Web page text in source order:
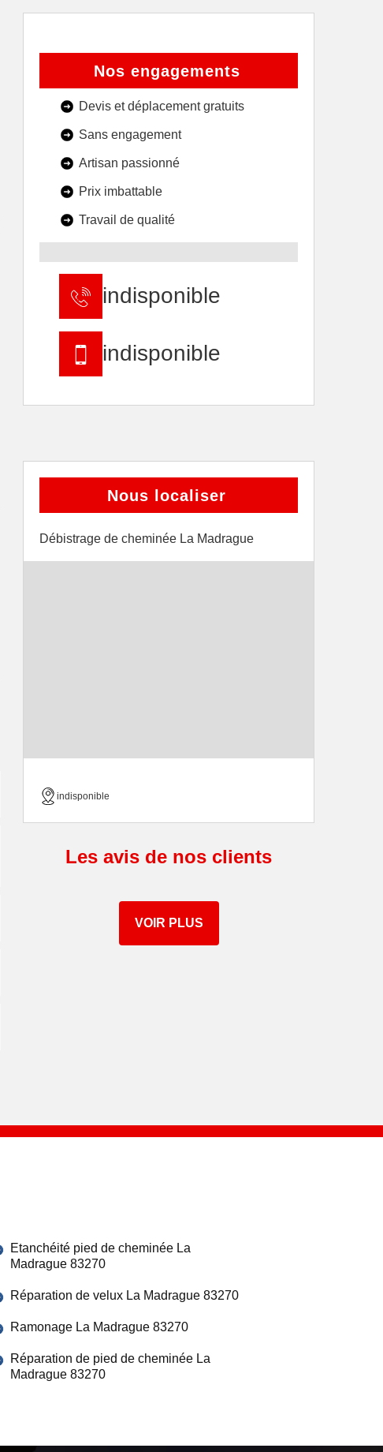
Nos engagements
Devis et déplacement gratuits
Sans engagement
Artisan passionné
Prix imbattable
Travail de qualité
indisponible
indisponible
Nous localiser
Débistrage de cheminée La Madrague
indisponible
Les avis de nos clients
VOIR PLUS
Etanchéité pied de cheminée La
Madrague 83270
Réparation de velux La Madrague 83270
Ramonage La Madrague 83270
Réparation de pied de cheminée La
Madrague 83270